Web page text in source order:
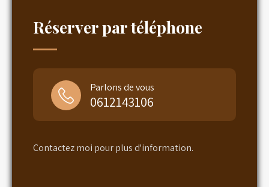
Réserver par téléphone
Parlons de vous
0612143106
Contactez moi pour plus d'information.